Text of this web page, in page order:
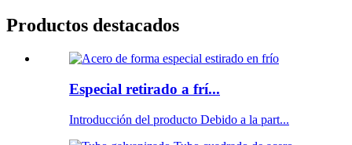
Productos destacados
Especial retirado a frí...
Introducción del producto Debido a la part...